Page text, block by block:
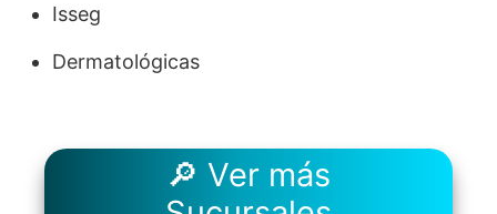
Isseg
Dermatológicas
🔎 Ver más